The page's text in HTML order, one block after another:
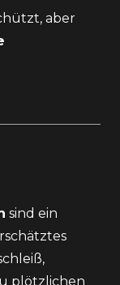
aber
sind ein
plötzlichen